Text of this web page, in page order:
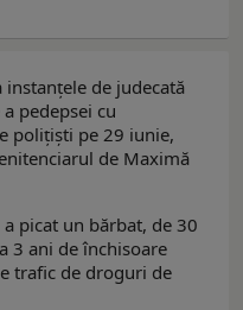
instanțele de judecată
pedepsei cu
polițiști pe 29 iunie,
de Maximă
picat un bărbat, de 30
3 ani de închisoare
trafic de droguri de